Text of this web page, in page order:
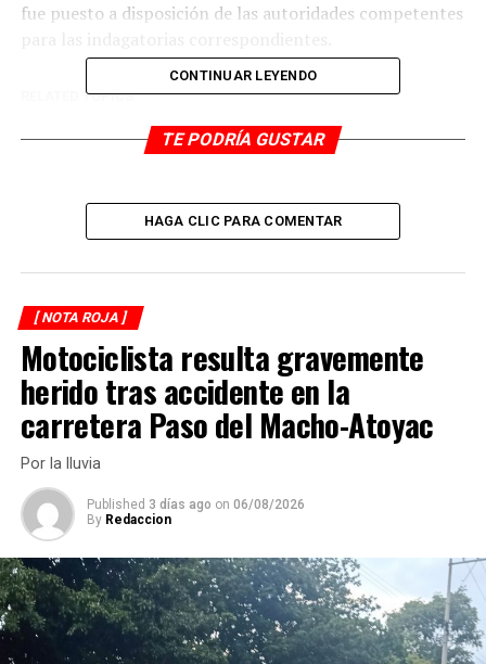
fue puesto a disposición de las autoridades competentes
RELATED TOPICS:
A la Toma por violencia familiar
Le dan de machetazos
CONTINUAR LEYENDO
TE PODRÍA GUSTAR
HAGA CLIC PARA COMENTAR
[ NOTA ROJA ]
Motociclista resulta gravemente
herido tras accidente en la
carretera Paso del Macho-Atoyac
Por la lluvia
Published 3 días ago on 06/08/2026
By Redaccion